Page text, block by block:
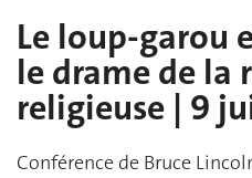
Le loup-garou
le drame de la
religieuse | 9
Conférence de Bruce